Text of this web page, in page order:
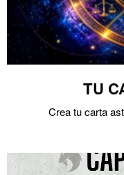
TU
Crea tu carta